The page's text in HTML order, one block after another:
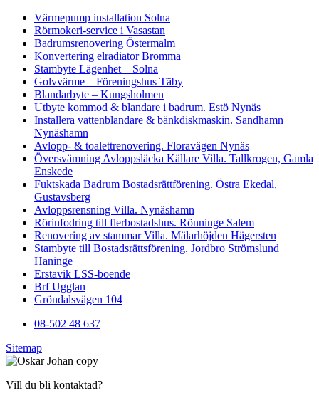
Värmepump installation Solna
Rörmokeri-service i Vasastan
Badrumsrenovering Östermalm
Konvertering elradiator Bromma
Stambyte Lägenhet – Solna
Golvvärme – Föreningshus Täby
Blandarbyte – Kungsholmen
Utbyte kommod & blandare i badrum. Estö Nynäs
Installera vattenblandare & bänkdiskmaskin. Sandhamn
Nynäshamn
Avlopp- & toalettrenovering. Floravägen Nynäs
Översvämning Avloppsläcka Källare Villa. Tallkrogen, Gamla
Enskede
Fuktskada Badrum Bostadsrättförening. Östra Ekedal,
Gustavsberg
Avloppsrensning Villa. Nynäshamn
Rörinfodring till flerbostadshus. Rönninge Salem
Renovering av stammar Villa. Mälarhöjden Hägersten
Stambyte till Bostadsrättsförening. Jordbro Strömslund
Haninge
Erstavik LSS-boende
Brf Ugglan
Gröndalsvägen 104
08-502 48 637
Sitemap
Vill du bli kontaktad?